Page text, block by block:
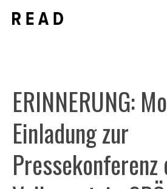
Inhalt
ERINNERUNG:
Einladung zur